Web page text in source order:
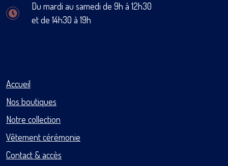
Du mardi au samedi de 9h à 12h30
et de 14h30 à 19h
Accueil
Nos boutiques
Notre collection
Vêtement cérémonie
Contact & accès